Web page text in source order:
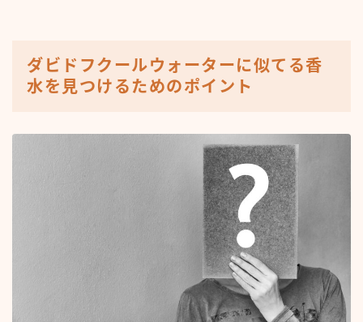
ダビドフクールウォーターに似てる香
水を見つけるためのポイント